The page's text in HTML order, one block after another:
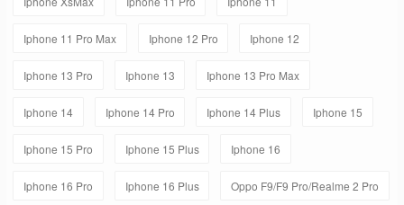
Iphone 11 Pro Max Iphone 12 Pro Iphone 12
Iphone 13 Pro Iphone 13 Iphone 13 Pro Max
Iphone 14 Iphone 14 Pro Iphone 14 Plus Iphone 15
Iphone 15 Pro Iphone 15 Plus Iphone 16
Iphone 16 Pro Iphone 16 Plus Oppo F9/F9 Pro/Realme 2 Pro